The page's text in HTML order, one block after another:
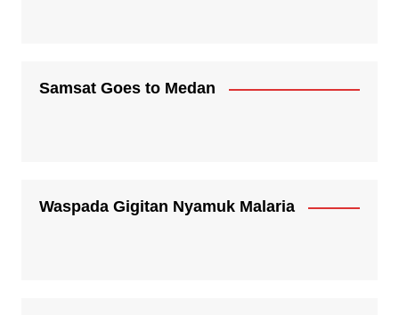
Samsat Goes to Medan
Waspada Gigitan Nyamuk Malaria